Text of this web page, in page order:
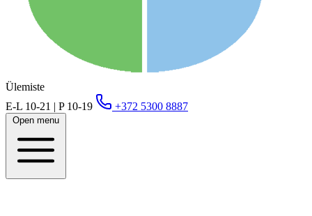
Ülemiste
E-L 10-21 | P 10-19
+372 5300 8887
Open menu